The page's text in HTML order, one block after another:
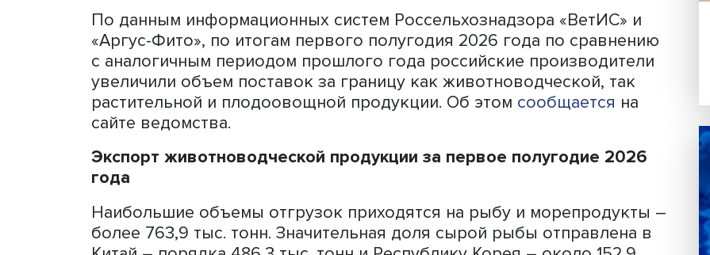
КАРТОФЕЛЯ
По данным информационных систем Россельхознадзора
«Аргус-Фито», по итогам первого полугодия 2026 года по
с аналогичным периодом прошлого года российские
увеличили объем поставок за границу как животноводческой,
растительной и плодоовощной продукции. Об этомсообщается
сайте ведомства.